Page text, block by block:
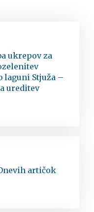
ukrepov za
laguni Stjuža –
ureditev
artičok